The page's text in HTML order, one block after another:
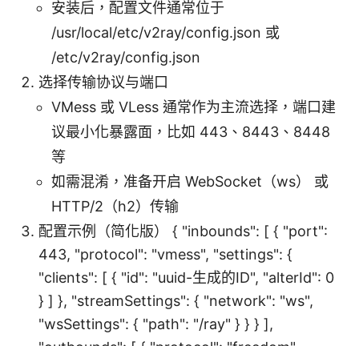
安装后，配置文件通常位于
/usr/local/etc/v2ray/config.json 或
/etc/v2ray/config.json
选择传输协议与端口
VMess 或 VLess 通常作为主流选择，端口建
议最小化暴露面，比如 443、8443、8448
等
如需混淆，准备开启 WebSocket（ws） 或
HTTP/2（h2）传输
配置示例（简化版） { "inbounds": [ { "port":
443, "protocol": "vmess", "settings": {
"clients": [ { "id": "uuid-生成的ID", "alterId": 0
} ] }, "streamSettings": { "network": "ws",
"wsSettings": { "path": "/ray" } } } ],